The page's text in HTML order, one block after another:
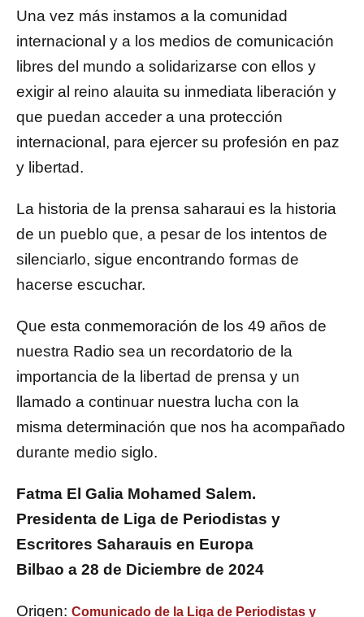
Una vez más instamos a la comunidad
internacional y a los medios de comunicación
libres del mundo a solidarizarse con ellos y
exigir al reino alauita su inmediata liberación y
que puedan acceder a una protección
internacional, para ejercer su profesión en paz
y libertad.
La historia de la prensa saharaui es la historia
de un pueblo que, a pesar de los intentos de
silenciarlo, sigue encontrando formas de
hacerse escuchar.
Que esta conmemoración de los 49 años de
nuestra Radio sea un recordatorio de la
importancia de la libertad de prensa y un
llamado a continuar nuestra lucha con la
misma determinación que nos ha acompañado
durante medio siglo.
Fatma El Galia Mohamed Salem.
Presidenta de Liga de Periodistas y
Escritores Saharauis en Europa
Bilbao a 28 de Diciembre de 2024
Origen: Comunicado de la Liga de Periodistas y